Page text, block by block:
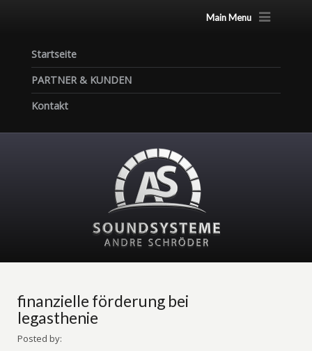
Main Menu
Startseite
PARTNER & KUNDEN
Kontakt
finanzielle förderung bei
legasthenie
Posted by: